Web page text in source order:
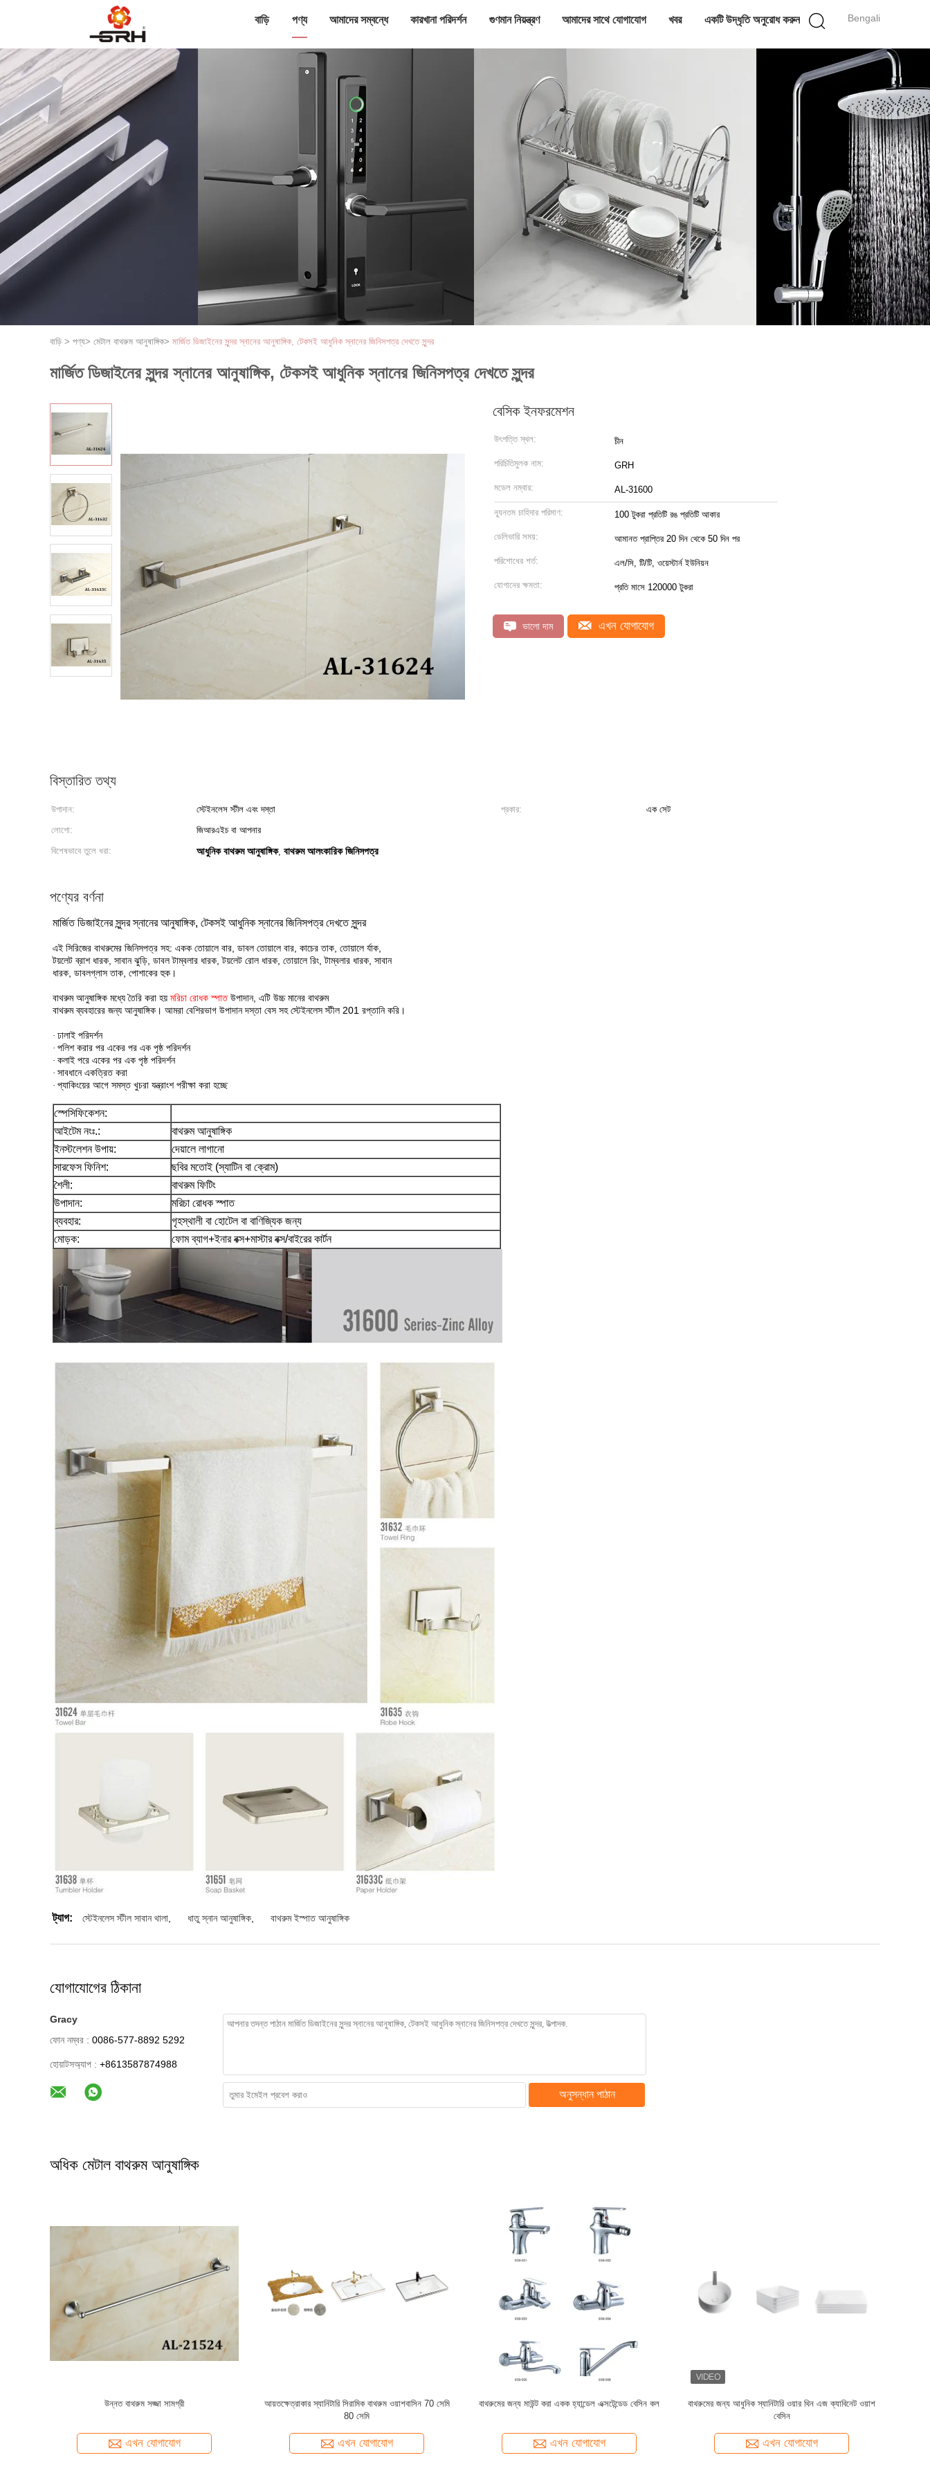
Bengali
বাড়ি পণ্য আমাদের সম্বন্ধে কারখানা পরিদর্শন গুণমান নিয়ন্ত্রণ আমাদের সাথে যোগাযোগ খবর একটি উদ্ধৃতি অনুরোধ করুন
বাড়ি > পণ্য> মেটাল বাথরুম আনুষাঙ্গিক> মার্জিত ডিজাইনের সুন্দর স্নানের আনুষাঙ্গিক, টেকসই আধুনিক স্নানের জিনিসপত্র দেখতে সুন্দর
মার্জিত ডিজাইনের সুন্দর স্নানের আনুষাঙ্গিক, টেকসই আধুনিক স্নানের জিনিসপত্র দেখতে সুন্দর
বেসিক ইনফরমেশন
উৎপত্তি স্থল: চীন
পরিচিতিমুলক নাম: GRH
মডেল নম্বার: AL-31600
ন্যূনতম চাহিদার পরিমাণ: 100 টুকরা প্রতিটি রঙ প্রতিটি আকার
ডেলিভারি সময়: আমানত প্রাপ্তির 20 দিন থেকে 50 দিন পর
পরিশোধের শর্ত: এল/সি, টি/টি, ওয়েস্টার্ন ইউনিয়ন
যোগানের ক্ষমতা: প্রতি মাসে 120000 টুকরা
ভালো দাম এখন যোগাযোগ
বিস্তারিত তথ্য
উপাদান: স্টেইনলেস স্টীল এবং দস্তা প্রকার:
এক সেট
লোগো:
জিআরএইচ বা আপনার
বিশেষভাবে তুলে ধরা:
আধুনিক বাথরুম আনুষাঙ্গিক, বাথরুম আলংকারিক জিনিসপত্র
পণ্যের বর্ণনা
মার্জিত ডিজাইনের সুন্দর স্নানের আনুষাঙ্গিক, টেকসই আধুনিক স্নানের জিনিসপত্র দেখতে সুন্দর
এই সিরিজের বাথরুমের জিনিসপত্র সহ: একক তোয়ালে বার, ডাবল তোয়ালে বার, কাচের তাক, তোয়ালে র্যাক,
টয়লেট ব্রাশ ধারক, সাবান ঝুড়ি, ডাবল টাম্বলার ধারক, টয়লেট রোল ধারক, তোয়ালে রিং, টাম্বলার ধারক, সাবান
ধারক, ডাবলগ্লাস তাক, পোশাকের হুক।
বাথরুম আনুষাঙ্গিক মধ্যে তৈরি করা হয় মরিচা রোধক স্পাতউপাদান, এটি উচ্চ মানের বাথরুম
বাথরুম ব্যবহারের জন্য আনুষাঙ্গিক। আমরা বেশিরভাগ উপাদান দস্তা বেস সহ স্টেইনলেস স্টীল 201 রপ্তানি করি।
· ঢালাই পরিদর্শন
· পলিশ করার পর একের পর এক পৃষ্ঠ পরিদর্শন
· কলাই পরে একের পর এক পৃষ্ঠ পরিদর্শন
· সাবধানে একত্রিত করা
· প্যাকিংয়ের আগে সমস্ত খুচরা যন্ত্রাংশ পরীক্ষা করা হচ্ছে
স্পেসিফিকেশন:
আইটেম নংঃ.:
বাথরুম আনুষাঙ্গিক
ইনস্টলেশন উপায়:
দেয়ালে লাগানো
সারফেস ফিনিশ:
ছবির মতোই (স্যাটিন বা ক্রোম)
শৈলী:
বাথরুম ফিটিং
উপাদান:
মরিচা রোধক স্পাত
ব্যবহার:
গৃহস্থালী বা হোটেল বা বাণিজ্যিক জন্য
মোড়ক:
ফোম ব্যাগ+ইনার বক্স+মাস্টার বক্স/বাইরের কার্টন
ট্যাগ: স্টেইনলেস স্টীল সাবান থালা ধাতু স্নান আনুষাঙ্গিক বাথরুম ইস্পাত আনুষাঙ্গিক
যোগাযোগের ঠিকানা
Gracy
ফোন নম্বর : 0086-577-8892 5292
হোয়াটসঅ্যাপ : +8613587874988
অনুসন্ধান পাঠান
অধিক মেটাল বাথরুম আনুষাঙ্গিক
নতুন আগমন লিভিং রুম বেডরুম সজ্জা সম্পূর্ণ বডি নান্দনিক
এখন যোগাযোগ
অনিয়মিত গোলাপী ভ্যানিটি আয়না ফ্যাশন রাজকুমারী মেঘ মেকআপ
আয়না দৈনিক মেকআপ কোরিয়ান আইএনএস ঝুলন্ত আয়না
এখন যোগাযোগ
আধুনিক স্টাইল কাঠের ফ্রেম পূর্ণ দৈর্ঘ্যের আয়না, রেট্রো ওয়াল
এখন যোগাযোগ
কাস্টমাইজড পিইউ ফ্রেম সজ্জিত ওয়াল মিরর আর্ট ডেকো স্টাইল
গ্লাস অনিয়মিত মিরর লিভিং রুম বেডরুম সজ্জিত মিরর
এখন যোগাযোগ